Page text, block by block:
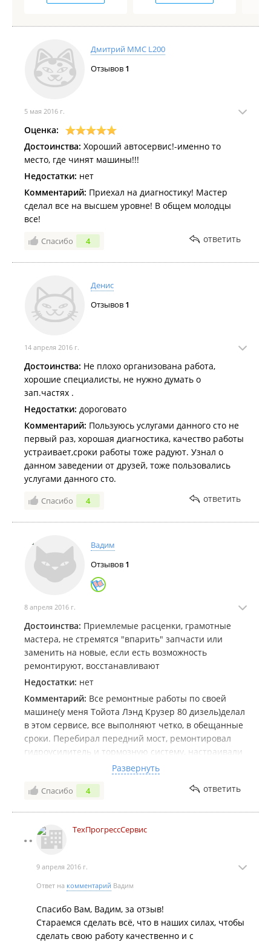
Дмитрий ММС L200
Отзывов 1
5 мая 2016 г.
Оценка:
Достоинства: Хороший автосервис!-именно то
место, где чинят машины!!!
Недостатки: нет
Комментарий: Приехал на диагностику! Мастер
сделал все на высшем уровне! В общем молодцы
все!
Спасибо 4 ответить
Денис
Отзывов 1
14 апреля 2016 г.
Достоинства: Не плохо организована работа,
хорошие специалисты, не нужно думать о
зап.частях .
Недостатки: дороговато
Комментарий: Пользуюсь услугами данного сто не
первый раз, хорошая диагностика, качество работы
устраивает,сроки работы тоже радуют. Узнал о
данном заведении от друзей, тоже пользовались
услугами данного сто.
Спасибо 4 ответить
Вадим
Отзывов 1
8 апреля 2016 г.
Достоинства: Приемлемые расценки, грамотные
мастера, не стремятся "впарить" запчасти или
заменить на новые, если есть возможность
ремонтируют, восстанавливают
Недостатки: нет
Комментарий: Все ремонтные работы по своей
машине(у меня Тойота Лэнд Крузер 80 дизель)делал
в этом сервисе, все выполняют четко, в обещанные
сроки. Перебирал передний мост, ремонтировал
гидроусилитель и тормозную систему, настраивали
топливную аппаратуру. Все что сделали все
работает до сих пор. Дают гарантию полгода на
выполненные работы. Рекомендую данный сервис.
Развернуть
Спасибо 4 ответить
ТехПрогрессСервис
9 апреля 2016 г.
Ответ на комментарий Вадим
Спасибо Вам, Вадим, за отзыв!
Стараемся сделать всё, что в наших силах, чтобы
сделать свою работу качественно и с